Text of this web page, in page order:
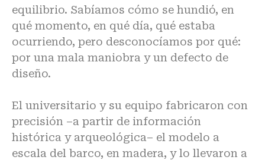
equilibrio. Sabíamos cómo se hundió, en
qué momento, en qué día, qué estaba
ocurriendo, pero desconocíamos por qué:
por una mala maniobra y un defecto de
diseño.
El universitario y su equipo fabricaron con
precisión –a partir de información
histórica y arqueológica– el modelo a
escala del barco, en madera, y lo llevaron a